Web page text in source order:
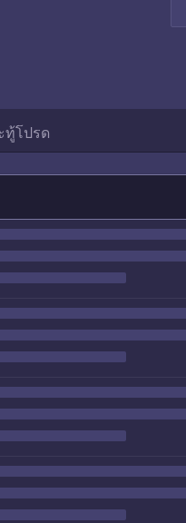
ทู้โปรด